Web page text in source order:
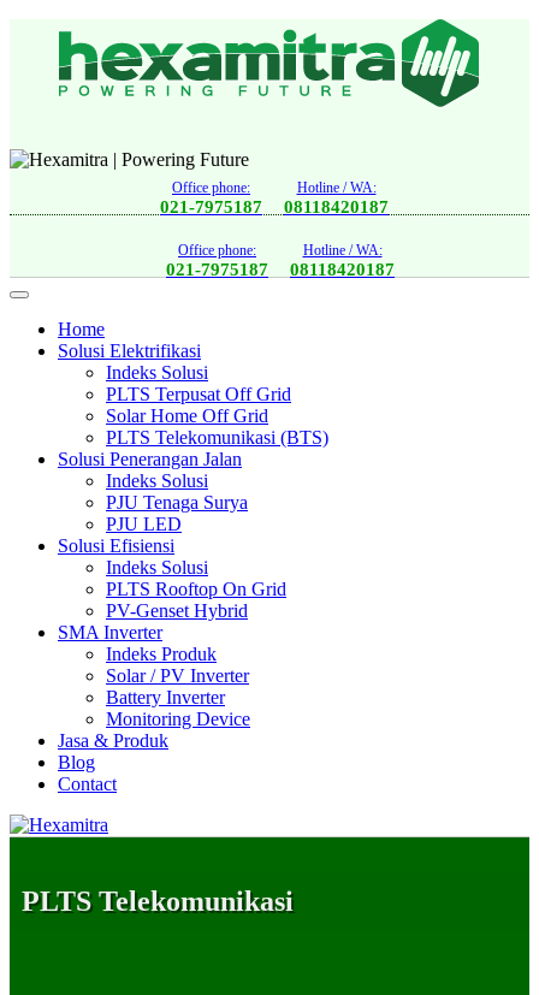
Office phone:
021-7975187
Hotline / WA:
08118420187
Office phone:
021-7975187
Hotline / WA:
08118420187
Home
Solusi Elektrifikasi
Indeks Solusi
PLTS Terpusat Off Grid
Solar Home Off Grid
PLTS Telekomunikasi (BTS)
Solusi Penerangan Jalan
Indeks Solusi
PJU Tenaga Surya
PJU LED
Solusi Efisiensi
Indeks Solusi
PLTS Rooftop On Grid
PV-Genset Hybrid
SMA Inverter
Indeks Produk
Solar / PV Inverter
Battery Inverter
Monitoring Device
Jasa & Produk
Blog
Contact
PLTS Telekomunikasi